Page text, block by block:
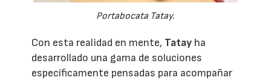
Portabocata Tatay.
Con esta realidad en mente, Tatay ha
desarrollado una gama de soluciones
específicamente pensadas para acompañar